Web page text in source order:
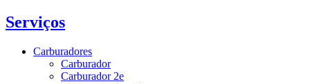
Serviços
Carburadores
Carburador
Carburador 2e